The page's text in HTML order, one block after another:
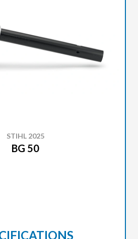
STIHL 2025
BG 50